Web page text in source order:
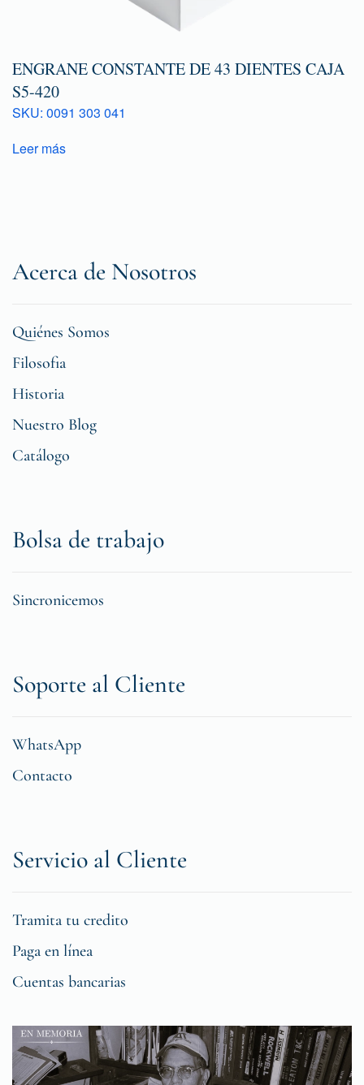
ENGRANE CONSTANTE DE 43 DIENTES CAJA
S5-420
SKU: 0091 303 041
Leer más
Acerca de Nosotros
Quiénes Somos
Filosofia
Historia
Nuestro Blog
Catálogo
Bolsa de trabajo
Sincronicemos
Soporte al Cliente
WhatsApp
Contacto
Servicio al Cliente
Tramita tu credito
Paga en línea
Cuentas bancarias